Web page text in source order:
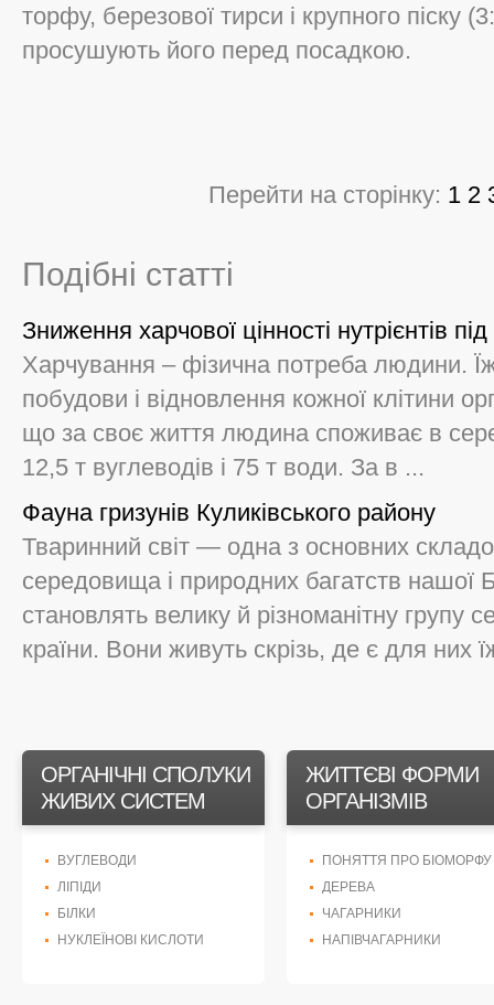
торфу, березової тирси і крупного піску
просушують його перед посадкою.
Перейти на сторінку: 1 2
Подібні статті
Зниження харчової цінності нутрієнтів
Харчування – фізична потреба людини.
побудови і відновлення кожної клітини
що за своє життя людина споживає в
12,5 т вуглеводів і 75 т води. За в ...
Фауна гризунів Куликівського району
Тваринний світ — одна з основних
середовища і природних багатств нашої
становлять велику й різноманітну групу
країни. Вони живуть скрізь, де є для них
ОРГАНІЧНІ СПОЛУКИ
ЖИВИХ СИСТЕМ
ВУГЛЕВОДИ
ЛІПІДИ
БІЛКИ
НУКЛЕЇНОВІ КИСЛОТИ
ЖИТТЄВІ ФОРМИ
ОРГАНІЗМІВ
ПОНЯТТЯ ПРО БІОМОРФУ
ДЕРЕВА
ЧАГАРНИКИ
НАПІВЧАГАРНИКИ